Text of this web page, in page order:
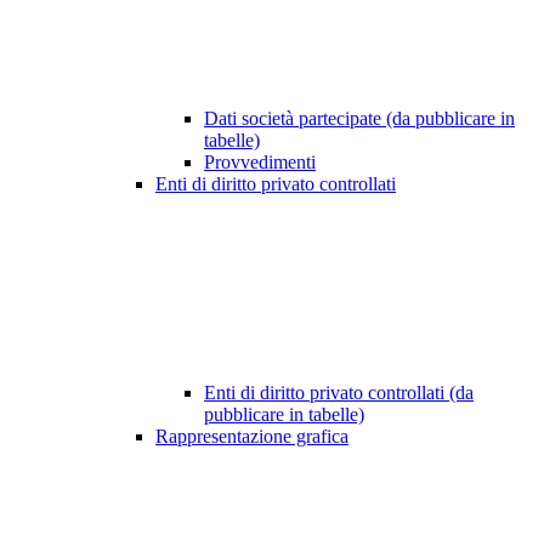
Dati società partecipate (da pubblicare in
tabelle)
Provvedimenti
Enti di diritto privato controllati
Enti di diritto privato controllati (da
pubblicare in tabelle)
Rappresentazione grafica